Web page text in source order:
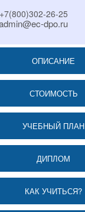
+7(800)302-26-25
dpo.ru
ОПИСАНИЕ
СТОИМОСТЬ
УЧЕБНЫЙ ПЛАН
ДИПЛОМ
КАК УЧИТЬСЯ?